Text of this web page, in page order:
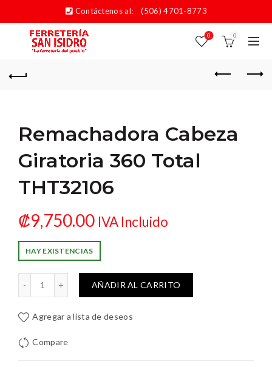
Contáctenos al: (506) 4701-8773
0 0
Remachadora Cabeza
Giratoria 360 Total
THT32106
₡9,750.00 IVA Incluido
HAY EXISTENCIAS
Giratoria 360 Total THT32106 cantidad
AÑADIR AL CARRITO
Agregar a lista de deseos
Compare